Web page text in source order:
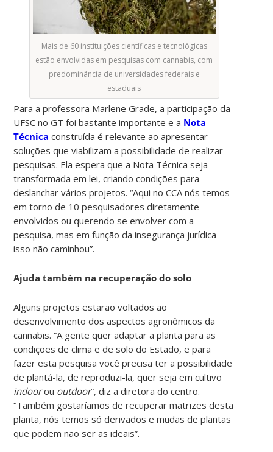
Mais de 60 instituições científicas e tecnológicas
estão envolvidas em pesquisas com cannabis, com
predominância de universidades federais e
estaduais
Para a professora Marlene Grade, a participação da
UFSC no GT foi bastante importante e a Nota
Técnica construída é relevante ao apresentar
soluções que viabilizam a possibilidade de realizar
pesquisas. Ela espera que a Nota Técnica seja
transformada em lei, criando condições para
deslanchar vários projetos. “Aqui no CCA nós temos
em torno de 10 pesquisadores diretamente
envolvidos ou querendo se envolver com a
pesquisa, mas em função da insegurança jurídica
isso não caminhou”.
Ajuda também na recuperação do solo
Alguns projetos estarão voltados ao
desenvolvimento dos aspectos agronômicos da
cannabis. “A gente quer adaptar a planta para as
condições de clima e de solo do Estado, e para
fazer esta pesquisa você precisa ter a possibilidade
de plantá-la, de reproduzi-la, quer seja em cultivo
indoorou outdoor”, diz a diretora do centro.
“Também gostaríamos de recuperar matrizes desta
planta, nós temos só derivados e mudas de plantas
que podem não ser as ideais”.